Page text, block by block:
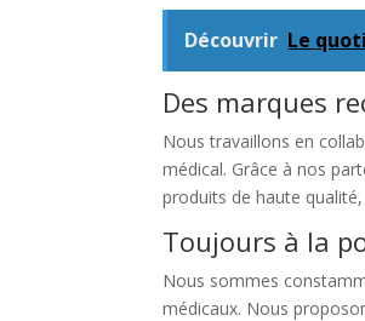
Découvrir Le
Des marques
Nous travaillons en
médical. Grâce à nos
produits de haute
Toujours à la
Nous sommes
médicaux. Nous